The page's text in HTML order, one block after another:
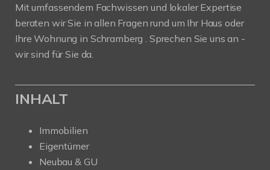
Mit umfassendem Fachwissen und lokaler Expertise
beraten wir Sie in allen Fragen rund um Ihr Haus oder
Ihre Wohnung in Schramberg . Sprechen Sie uns an -
wir sind für Sie da.
INHALT
Immobilien
Eigentümer
Neubau & GU